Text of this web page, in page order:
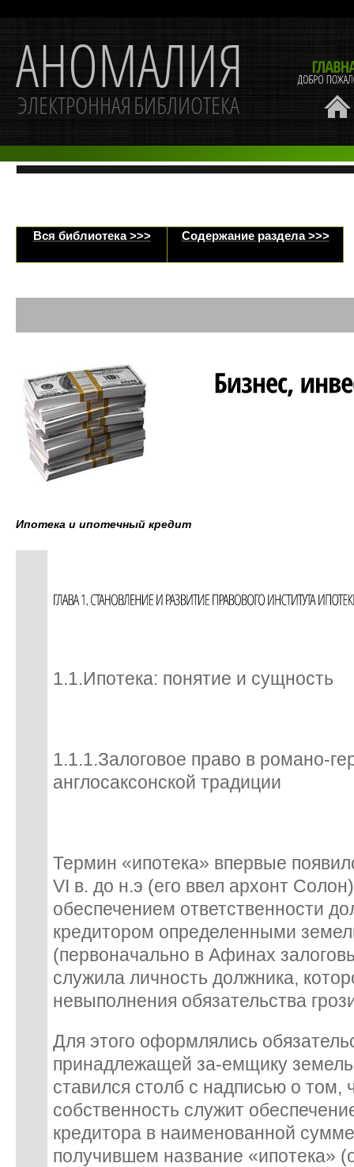
Вся библиотека >>> Содержание раздела >>>
Ипотека и ипотечный кредит
1.1.Ипотека: понятие и сущность
1.1.1.Залоговое право в романо-
англосаксонской традиции
Термин «ипотека» впервые
VI в. до н.э (его ввел архонт
обеспечением ответственности
кредитором определенными
(первоначально в Афинах
служила личность должника,
невыполнения обязательства
Для этого оформлялись
принадлежащей за-емщику
ставился столб с надписью о том,
собственность служит
кредитора в наименованной
получившем название «ипотека»